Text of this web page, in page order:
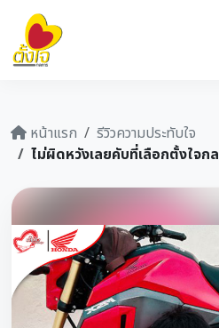
หน้าแรก
รีวิวความประทับใจ
ไม่ผิดหวังเลยคับที่เลือกตั้งใจกลการ